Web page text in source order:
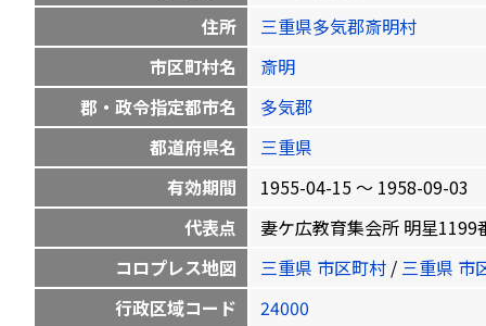
住所
三重県多気郡斎明村
市区町村名
斎明
郡・政令指定都市名
多気郡
都道府県名
三重県
有効期間
1955-04-15 〜 1958-09-03
代表点
妻ケ広教育集会所 明星
コロプレス地図
三重県 市区町村 / 三重県 市
行政区域コード
24000